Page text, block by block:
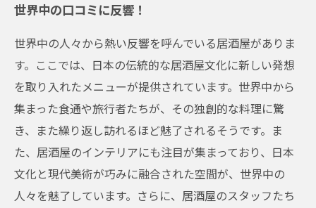
世界中の口コミに反響！
世界中の人々から熱い反響を呼んでいる居酒屋がありま
す。ここでは、日本の伝統的な居酒屋文化に新しい発想
を取り入れたメニューが提供されています。世界中から
集まった食通や旅行者たちが、その独創的な料理に驚
き、また繰り返し訪れるほど魅了されるそうです。ま
た、居酒屋のインテリアにも注目が集まっており、日本
文化と現代美術が巧みに融合された空間が、世界中の
人々を魅了しています。さらに、居酒屋のスタッフたち